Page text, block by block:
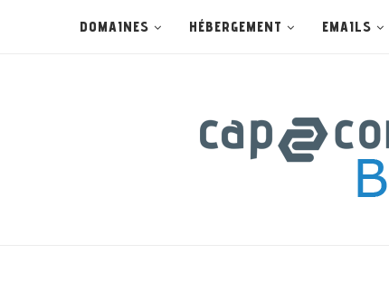
DOMAINES HÉBERGEMENT EMAILS